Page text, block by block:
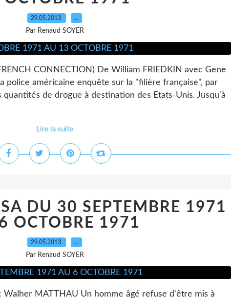
29.05.2013 …
Par Renaud SOYER
CONNECTION) De William FRIEDKIN avec Gene
police américaine enquête sur la "filière française", par
de drogue à destination des Etats-Unis. Jusqu'à
Lire la suite
DU 30 SEPTEMBRE 1971
OCTOBRE 1971
29.05.2013 …
Par Renaud SOYER
Walher MATTHAU Un homme âgé refuse d'être mis à